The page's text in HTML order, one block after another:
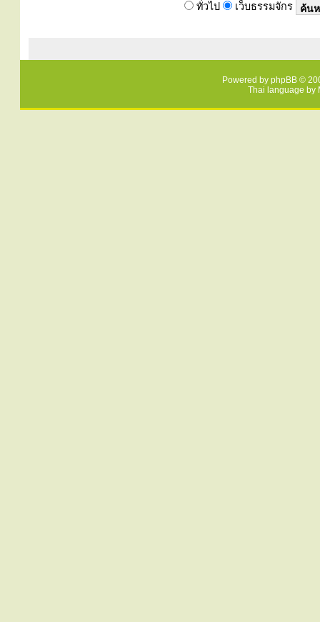
ทั่วไป เว็บธรรมจักร
Powered by phpBB ©
Thai language by